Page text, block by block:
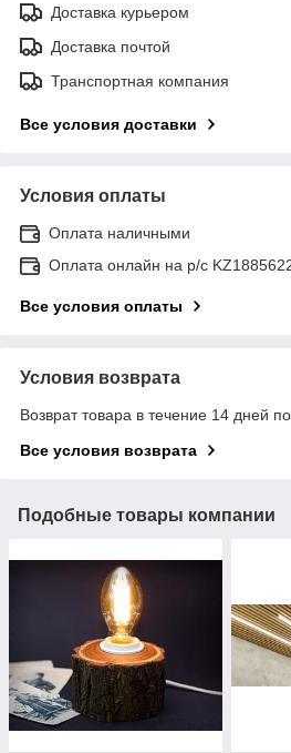
Доставка курьером
Доставка почтой
Транспортная компания
Все условия доставки
Условия оплаты
Оплата наличными
Оплата онлайн на р/с
Все условия оплаты
Условия возврата
Возврат товара в течение 14 дней
Все условия возврата
Подобные товары компании